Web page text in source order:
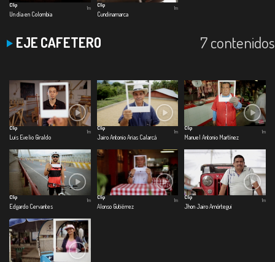
Clip
Un día en Colombia
1m
Clip
Cundinamarca
1m
EJE CAFETERO 7 contenidos
Clip
Luis Evelio Giraldo
1m
Clip
Jairo Antonio Arias Calarcá
1m
Clip
Manuel Antonio Martínez
1m
Clip
Edgardo Cervantes
1m
Clip
Alonso Gutiérrez
1m
Clip
Jhon Jairo Amórtegui
1m